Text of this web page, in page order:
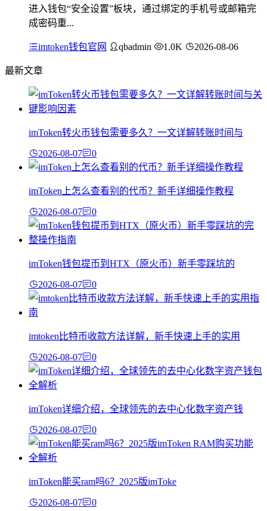
进入钱包“安全设置”板块，通过绑定的手机号或邮箱完
成密码重...
imtoken钱包官网 qbadmin 1.0K 2026-08-06
最新文章
imToken转火币钱包需要多久？一文详解转账时间与
2026-08-07 0
imToken上怎么查看别的代币？新手详细操作教程
2026-08-07 0
imToken钱包提币到HTX（原火币）新手零踩坑的
2026-08-07 0
imtoken比特币收款方法详解，新手快速上手的实用
2026-08-07 0
imToken详细介绍，全球领先的去中心化数字资产钱
2026-08-07 0
imToken能买ram吗6？2025版imToke
2026-08-07 0